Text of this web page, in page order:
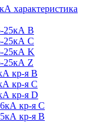
характеристика
25кА B
25кА C
25кА K
25кА Z
кр-я B
кр-я C
кр-я D
кр-я C
кр-я B